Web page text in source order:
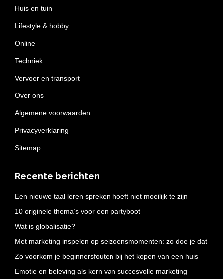
Huis en tuin
Lifestyle & hobby
Online
Techniek
Vervoer en transport
Over ons
Algemene voorwaarden
Privacyverklaring
Sitemap
Recente berichten
Een nieuwe taal leren spreken hoeft niet moeilijk te zijn
10 originele thema’s voor een partyboot
Wat is globalisatie?
Met marketing inspelen op seizoensmomenten: zo doe je dat
Zo voorkom je beginnersfouten bij het kopen van een huis
Emotie en beleving als kern van succesvolle marketing